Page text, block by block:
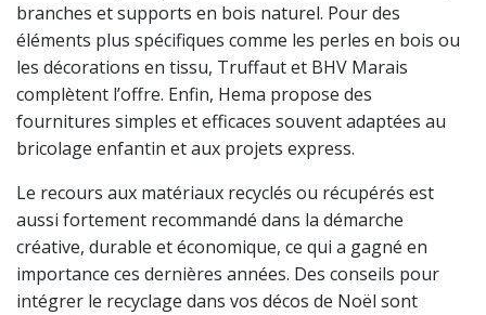
branches et supports en bois naturel. Pour des
éléments plus spécifiques comme les perles en bois ou
les décorations en tissu, Truffaut et BHV Marais
complètent l’offre. Enfin, Hema propose des
fournitures simples et efficaces souvent adaptées au
bricolage enfantin et aux projets express.
Le recours aux matériaux recyclés ou récupérés est
aussi fortement recommandé dans la démarche
créative, durable et économique, ce qui a gagné en
importance ces dernières années. Des conseils pour
intégrer le recyclage dans vos décos de Noël sont